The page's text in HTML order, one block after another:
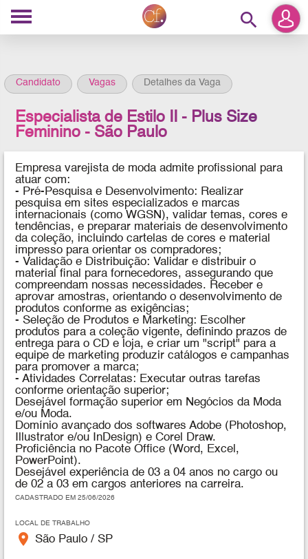
search
Candidato Vagas Detalhes da Vaga
Especialista de Estilo II - Plus Size
Feminino - São Paulo
Empresa varejista de moda admite profissional para
atuar com:
- Pré-Pesquisa e Desenvolvimento: Realizar
pesquisa em sites especializados e marcas
internacionais (como WGSN), validar temas, cores e
tendências, e preparar materiais de desenvolvimento
da coleção, incluindo cartelas de cores e material
impresso para orientar os compradores;
- Validação e Distribuição: Validar e distribuir o
material final para fornecedores, assegurando que
compreendam nossas necessidades. Receber e
aprovar amostras, orientando o desenvolvimento de
produtos conforme as exigências;
- Seleção de Produtos e Marketing: Escolher
produtos para a coleção vigente, definindo prazos de
entrega para o CD e loja, e criar um "script" para a
equipe de marketing produzir catálogos e campanhas
para promover a marca;
- Atividades Correlatas: Executar outras tarefas
conforme orientação superior;
Desejável formação superior em Negócios da Moda
e/ou Moda.
Domínio avançado dos softwares Adobe (Photoshop,
Illustrator e/ou InDesign) e Corel Draw.
Proficiência no Pacote Office (Word, Excel,
PowerPoint).
Desejável experiência de 03 a 04 anos no cargo ou
de 02 a 03 em cargos anteriores na carreira.
CADASTRADO EM 25/06/2026
LOCAL DE TRABALHO
place São Paulo / SP